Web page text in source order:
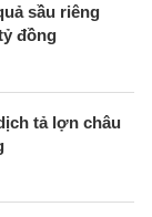
sầu riêng
đồng
tả lợn châu